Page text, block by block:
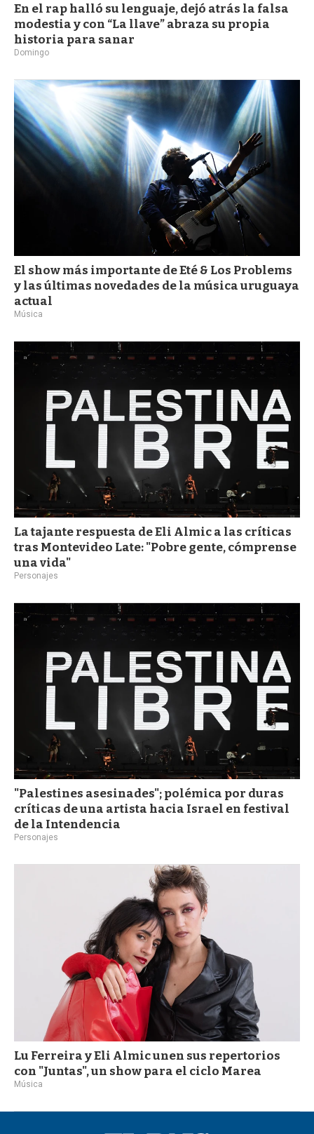
En el rap halló su lenguaje, dejó atrás la falsa
modestia y con “La llave” abraza su propia
historia para sanar
Domingo
El show más importante de Eté & Los Problems
y las últimas novedades de la música uruguaya
actual
Música
La tajante respuesta de Eli Almic a las críticas
tras Montevideo Late: "Pobre gente, cómprense
una vida"
Personajes
"Palestines asesinades"; polémica por duras
críticas de una artista hacia Israel en festival
de la Intendencia
Personajes
Lu Ferreira y Eli Almic unen sus repertorios
con "Juntas", un show para el ciclo Marea
Música